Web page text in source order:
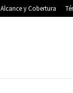
Alcance y Cobertura